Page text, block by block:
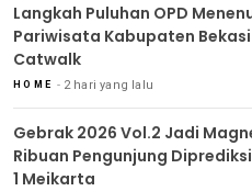
Langkah Puluhan OPD
Pariwisata Kabupaten
Catwalk
HOME 2 hari yang lalu
Gebrak 2026 Vol.2 Jadi
Ribuan Pengunjung
1 Meikarta